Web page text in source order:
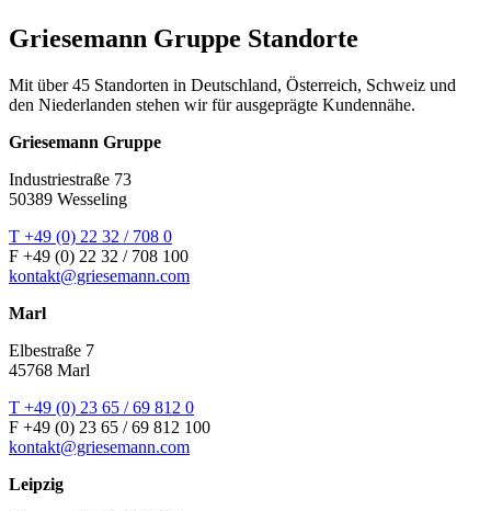
Griesemann Gruppe Standorte
Mit über 45 Standorten in Deutschland, Österreich, Schweiz und
den Niederlanden stehen wir für ausgeprägte Kundennähe.
Griesemann Gruppe
Industriestraße 73
50389 Wesseling
T +49 (0) 22 32 / 708 0
F +49 (0) 22 32 / 708 100
kontakt@griesemann.com
Marl
Elbestraße 7
45768 Marl
T +49 (0) 23 65 / 69 812 0
F +49 (0) 23 65 / 69 812 100
kontakt@griesemann.com
Leipzig